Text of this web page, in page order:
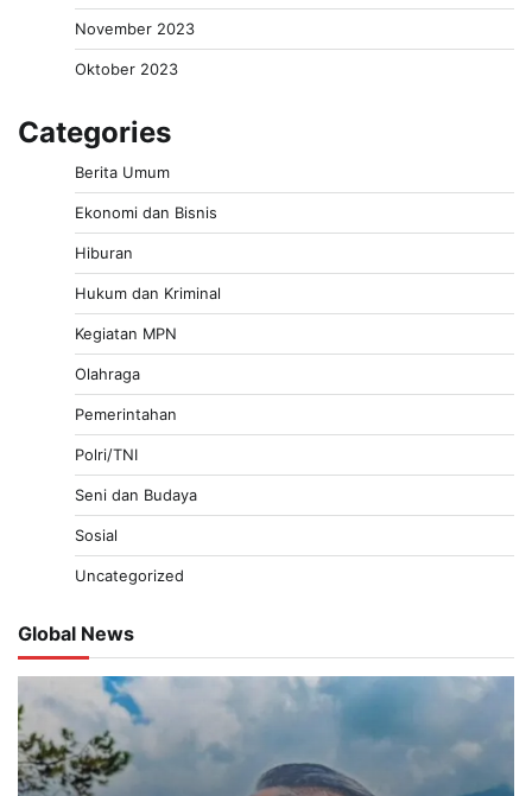
November 2023
Oktober 2023
Categories
Berita Umum
Ekonomi dan Bisnis
Hiburan
Hukum dan Kriminal
Kegiatan MPN
Olahraga
Pemerintahan
Polri/TNI
Seni dan Budaya
Sosial
Uncategorized
Global News